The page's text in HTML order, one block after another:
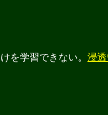
を学習できない。 浸